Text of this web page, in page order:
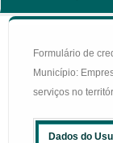
Formulário de
Município:
serviços no
Dados do